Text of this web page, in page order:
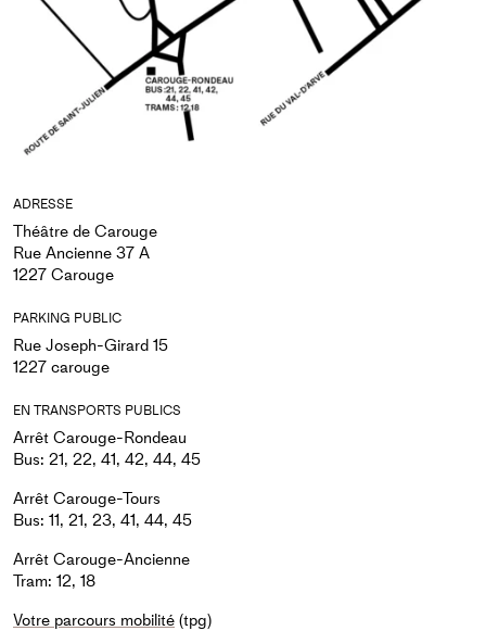
ADRESSE
Théâtre de Carouge
Rue Ancienne 37 A
1227 Carouge
PARKING PUBLIC
Rue Joseph-Girard 15
1227 carouge
EN TRANSPORTS PUBLICS
Arrêt Carouge-Rondeau
Bus: 21, 22, 41, 42, 44, 45
Arrêt Carouge-Tours
Bus: 11, 21, 23, 41, 44, 45
Arrêt Carouge-Ancienne
Tram: 12, 18
Votre parcours mobilité (tpg)